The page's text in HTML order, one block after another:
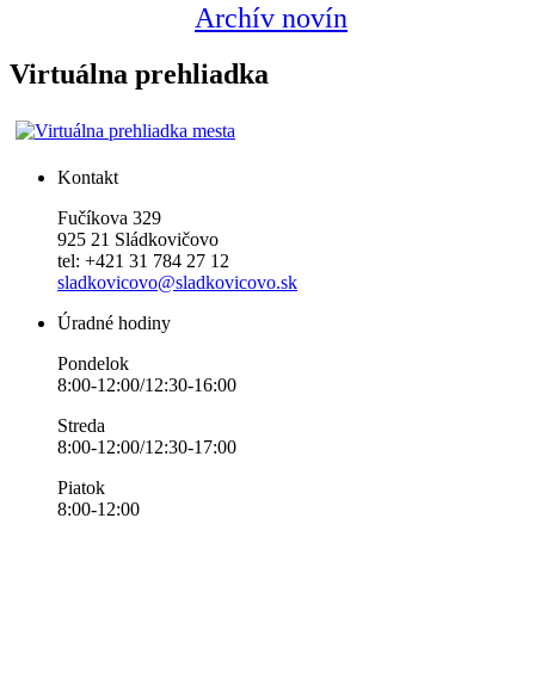
Archív novín
Virtuálna prehliadka
Kontakt
Fučíkova 329
925 21 Sládkovičovo
tel: +421 31 784 27 12
sladkovicovo@sladkovicovo.sk
Úradné hodiny
Pondelok
8:00-12:00/12:30-16:00
Streda
8:00-12:00/12:30-17:00
Piatok
8:00-12:00